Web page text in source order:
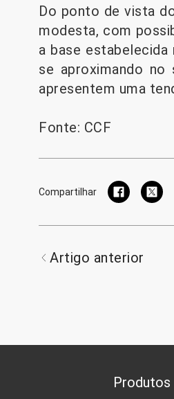
Do ponto de vista
modesta, com
a base
se aproximando
apresentem uma
Fonte: CCF
Compartilhar
Artigo anterior
Produtos